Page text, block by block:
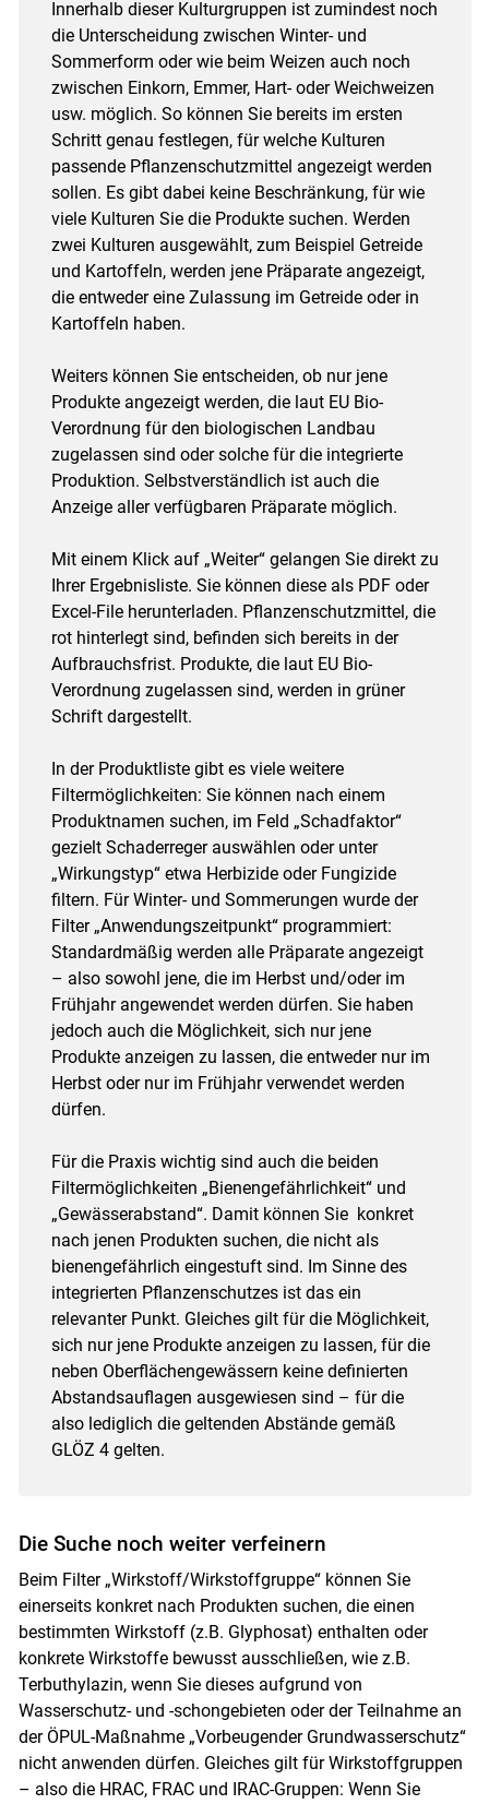
Innerhalb dieser Kulturgruppen ist zumindest noch
die Unterscheidung zwischen Winter- und
Sommerform oder wie beim Weizen auch noch
zwischen Einkorn, Emmer, Hart- oder Weichweizen
usw. möglich. So können Sie bereits im ersten
Schritt genau festlegen, für welche Kulturen
passende Pflanzenschutzmittel angezeigt werden
sollen. Es gibt dabei keine Beschränkung, für wie
viele Kulturen Sie die Produkte suchen. Werden
zwei Kulturen ausgewählt, zum Beispiel Getreide
und Kartoffeln, werden jene Präparate angezeigt,
die entweder eine Zulassung im Getreide oder in
Kartoffeln haben.
Weiters können Sie entscheiden, ob nur jene
Produkte angezeigt werden, die laut EU Bio-
Verordnung für den biologischen Landbau
zugelassen sind oder solche für die integrierte
Produktion. Selbstverständlich ist auch die
Anzeige aller verfügbaren Präparate möglich.
Mit einem Klick auf „Weiter“ gelangen Sie direkt zu
Ihrer Ergebnisliste. Sie können diese als PDF oder
Excel-File herunterladen. Pflanzenschutzmittel, die
rot hinterlegt sind, befinden sich bereits in der
Aufbrauchsfrist. Produkte, die laut EU Bio-
Verordnung zugelassen sind, werden in grüner
Schrift dargestellt.
In der Produktliste gibt es viele weitere
Filtermöglichkeiten: Sie können nach einem
Produktnamen suchen, im Feld „Schadfaktor“
gezielt Schaderreger auswählen oder unter
„Wirkungstyp“ etwa Herbizide oder Fungizide
filtern. Für Winter- und Sommerungen wurde der
Filter „Anwendungszeitpunkt“ programmiert:
Standardmäßig werden alle Präparate angezeigt
– also sowohl jene, die im Herbst und/oder im
Frühjahr angewendet werden dürfen. Sie haben
jedoch auch die Möglichkeit, sich nur jene
Produkte anzeigen zu lassen, die entweder nur im
Herbst oder nur im Frühjahr verwendet werden
dürfen.
Für die Praxis wichtig sind auch die beiden
Filtermöglichkeiten „Bienengefährlichkeit“ und
„Gewässerabstand“. Damit können Sie konkret
nach jenen Produkten suchen, die nicht als
bienengefährlich eingestuft sind. Im Sinne des
integrierten Pflanzenschutzes ist das ein
relevanter Punkt. Gleiches gilt für die Möglichkeit,
sich nur jene Produkte anzeigen zu lassen, für die
neben Oberflächengewässern keine definierten
Abstandsauflagen ausgewiesen sind – für die
also lediglich die geltenden Abstände gemäß
GLÖZ 4 gelten.
Die Suche noch weiter verfeinern
Beim Filter „Wirkstoff/Wirkstoffgruppe“ können Sie
einerseits konkret nach Produkten suchen, die einen
bestimmten Wirkstoff (z.B. Glyphosat) enthalten oder
konkrete Wirkstoffe bewusst ausschließen, wie z.B.
Terbuthylazin, wenn Sie dieses aufgrund von
Wasserschutz- und -schongebieten oder der Teilnahme an
der ÖPUL-Maßnahme „Vorbeugender Grundwasserschutz“
nicht anwenden dürfen. Gleiches gilt für Wirkstoffgruppen
– also die HRAC, FRAC und IRAC-Gruppen: Wenn Sie